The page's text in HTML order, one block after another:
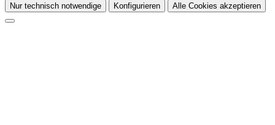
Nur technisch notwendige Konfigurieren Alle Cookies akzeptieren